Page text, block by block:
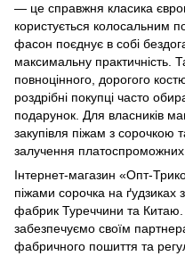
— це справжня класика
користується колосальним
фасон поєднує в собі
максимальну практичність.
повноцінного, дорогого
роздрібні покупці часто
подарунок. Для власників
закупівля піжам з
залучення платоспроможних
Інтернет-магазин «Опт-
піжами сорочка на ґудзиках
фабрик Туреччини та
забезпечуємо своїм
фабричного пошиття та